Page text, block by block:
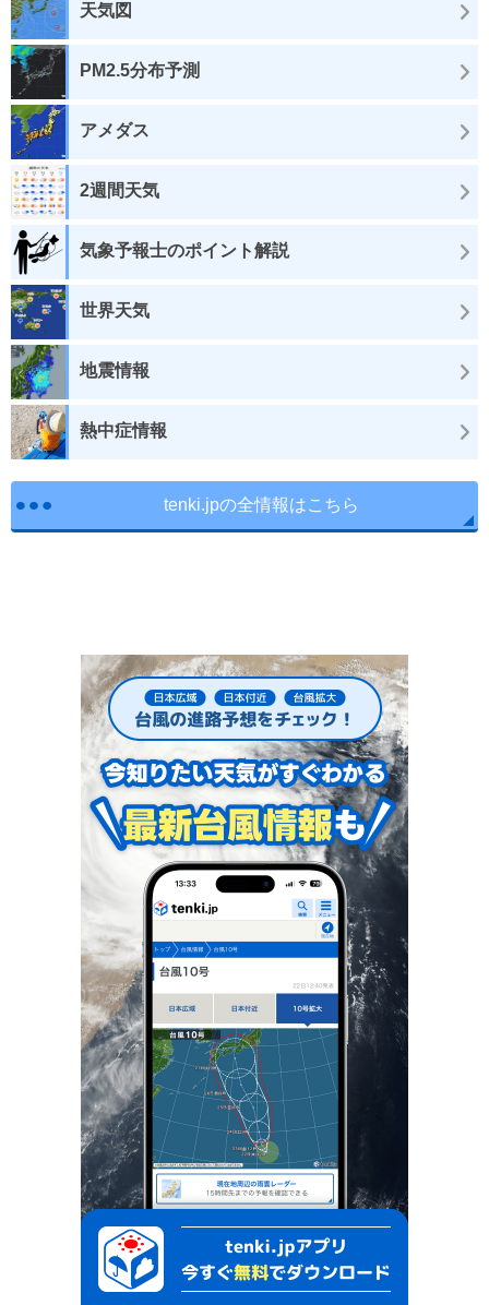
天気図
PM2.5分布予測
アメダス
2週間天気
気象予報士のポイント解説
世界天気
地震情報
熱中症情報
tenki.jpの全情報はこちら